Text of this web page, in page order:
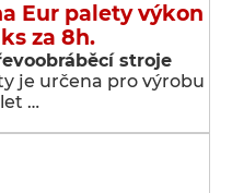
Eur palety výkon
za 8h.
stroje
je určena pro výrobu
…